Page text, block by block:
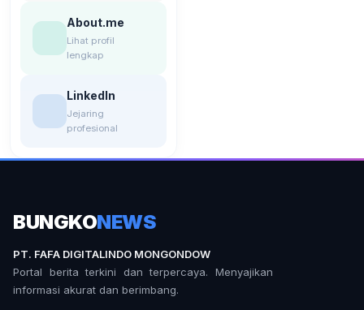
About.me
Lihat profil
lengkap
LinkedIn
Jejaring
profesional
BUNGKONEWS
PT. FAFA DIGITALINDO MONGONDOW
Portal berita terkini dan terpercaya. Menyajikan
informasi akurat dan berimbang.